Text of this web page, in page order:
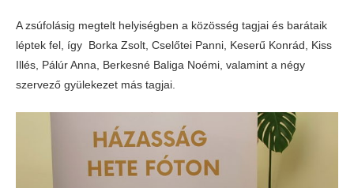
A zsúfolásig megtelt helyiségben a közösség tagjai és barátaik
léptek fel, így Borka Zsolt, Cselőtei Panni, Keserű Konrád, Kiss
Illés, Pálúr Anna, Berkesné Baliga Noémi, valamint a négy
szervező gyülekezet más tagjai.